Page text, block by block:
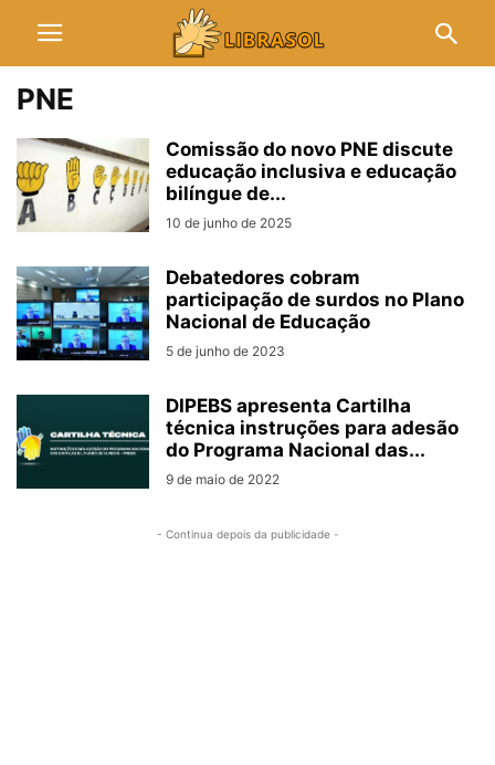
PNE
Comissão do novo PNE discute
educação inclusiva e educação
bilíngue de...
10 de junho de 2025
Debatedores cobram
participação de surdos no Plano
Nacional de Educação
5 de junho de 2023
DIPEBS apresenta Cartilha
técnica instruções para adesão
do Programa Nacional das...
9 de maio de 2022
- Continua depois da publicidade -